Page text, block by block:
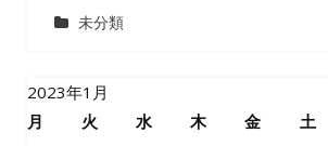
未分類
2023年1月
月
火 水 木 金 土